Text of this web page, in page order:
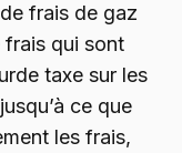
frais de gaz
frais qui sont
taxe sur les
ce que
les frais,